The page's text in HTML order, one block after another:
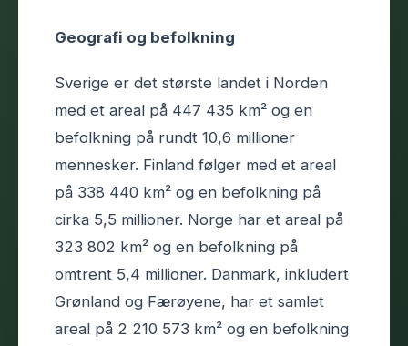
Geografi og befolkning
Sverige er det største landet i Norden
med et areal på 447 435 km² og en
befolkning på rundt 10,6 millioner
mennesker. Finland følger med et areal
på 338 440 km² og en befolkning på
cirka 5,5 millioner. Norge har et areal på
323 802 km² og en befolkning på
omtrent 5,4 millioner. Danmark, inkludert
Grønland og Færøyene, har et samlet
areal på 2 210 573 km² og en befolkning